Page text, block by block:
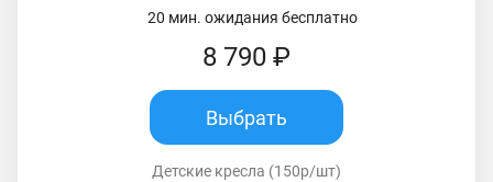
20 мин. ожидания бесплатно
8 790 ₽
Выбрать
Детские кресла (150р/шт)